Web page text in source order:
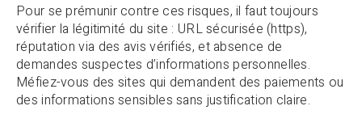
Pour se prémunir contre ces risques, il faut toujours
vérifier la légitimité du site : URL sécurisée (https),
réputation via des avis vérifiés, et absence de
demandes suspectes d’informations personnelles.
Méfiez-vous des sites qui demandent des paiements ou
des informations sensibles sans justification claire.